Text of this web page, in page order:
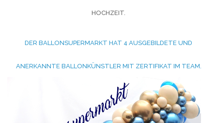
HOCHZEIT.
DER BALLONSUPERMARKT HAT 4 AUSGEBILDETE UND
ANERKANNTE BALLONKÜNSTLER MIT ZERTIFIKAT IM TEAM.